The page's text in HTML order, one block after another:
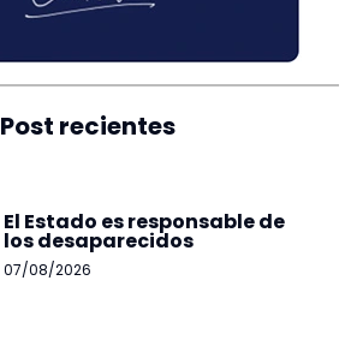
Post recientes
El Estado es responsable de
los desaparecidos
07/08/2026